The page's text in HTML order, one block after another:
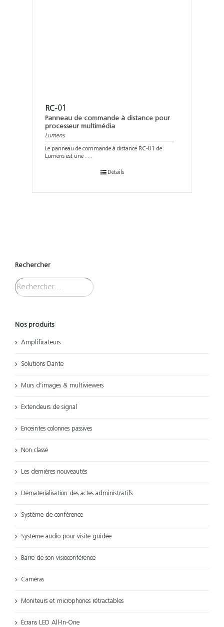
RC-01
Panneau de commande à distance pour
processeur multimédia
Lumens
Le panneau de commande à distance RC-01 de
Lumens est une . . .
Détails
Rechercher
Nos produits
Amplificateurs
Solutions Dante
Murs d’images & multiviewers
Extendeurs de signal
Enceintes colonnes passives
Non classé
Les dernières nouveautés
Dématérialisation des actes administratifs
Système de conférence
Système audio pour visite guidée
Barre de son visioconférence
Caméras
Moniteurs et microphones rétractables
Écrans LED All-In-One